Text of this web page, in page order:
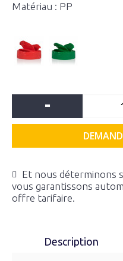
Matériau : PP
-
Et nous déterminons
vous garantissons
offre tarifaire.
Description